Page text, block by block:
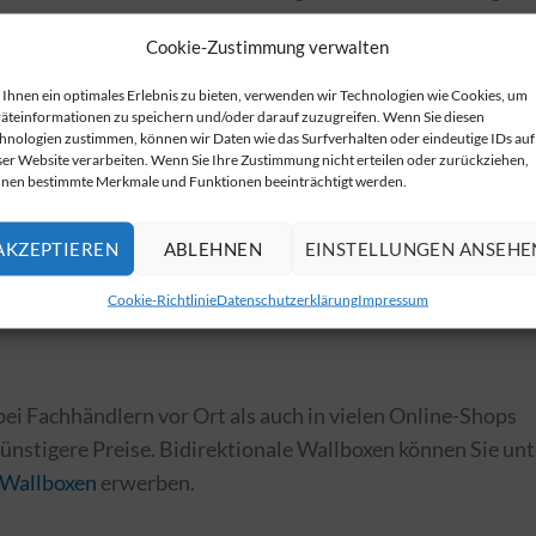
Cookie-Zustimmung verwalten
Ihnen ein optimales Erlebnis zu bieten, verwenden wir Technologien wie Cookies, um
zu speichern und/oder darauf zuzugreifen. Wenn Sie diesen
zustimmen, können wir Daten wie das Surfverhalten oder eindeutige IDs auf
Website verarbeiten. Wenn Sie Ihre Zustimmung nicht erteilen oder zurückziehen,
bestimmte Merkmale und Funktionen beeinträchtigt werden.
ABLEHNEN EINSTELLUNGEN
Cookie-RichtlinieDatenschutzerklärungImpressum
und bei Bedarf abzurufen.
zur Stabilisierung des Stromnetzes beitragen, was
wichtig ist.
Wallboxen
wächst stetig, und es gibt mehrere Anbieter, die
Auf der WebsiteÜbersicht der bidirektionalen
Modelle.
Fachhändlern vor Ort als auch in vielen Online-Shops
Preise. Bidirektionale Wallboxen können Sie
erwerben.